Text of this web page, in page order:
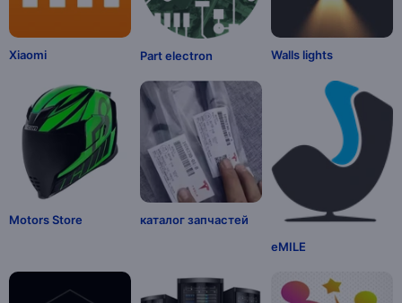
Xiaomi Part electron Walls lights
Motors Store
каталог запчастей
eMILE